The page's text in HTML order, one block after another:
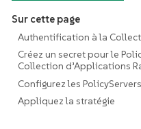
Sur cette page
Authentification à la
Créez un secret pour le
Collection d’Applications
Configurez les
Appliquez la stratégie